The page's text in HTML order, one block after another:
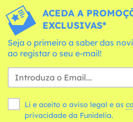
ACEDA A
EXCLUSIVAS*
Seja o primeiro a saber das
ao registar o seu e-mail!
Li e aceito o aviso legal e as
privacidade da Funidelia.